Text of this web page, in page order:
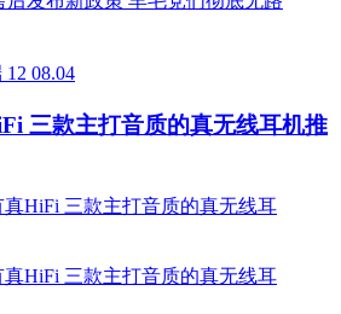
12 08.04
三款主打音质的真无线耳机推